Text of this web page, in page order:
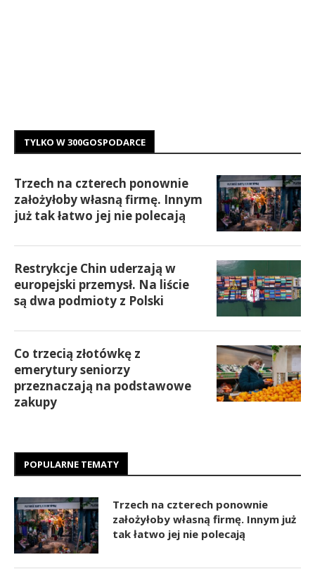
TYLKO W 300GOSPODARCE
Trzech na czterech ponownie
założyłoby własną firmę. Innym
już tak łatwo jej nie polecają
Restrykcje Chin uderzają w
europejski przemysł. Na liście
są dwa podmioty z Polski
Co trzecią złotówkę z
emerytury seniorzy
przeznaczają na podstawowe
zakupy
POPULARNE TEMATY
Trzech na czterech ponownie
założyłoby własną firmę. Innym już
tak łatwo jej nie polecają